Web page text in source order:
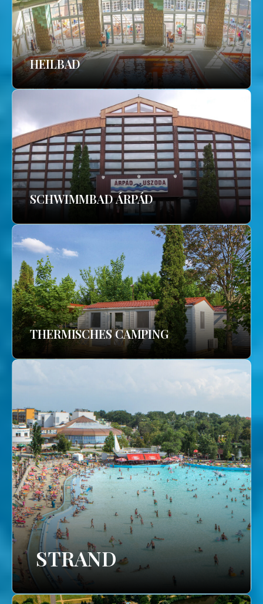
HEILBAD
SCHWIMMBAD ÁRPÁD
THERMISCHES CAMPING
STRAND